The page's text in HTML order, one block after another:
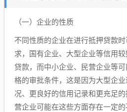
（一）企业的性质
不同性质的企业在进行抵押贷款
求，国有企业、大型企业等信用
贷款，而中小企业、民营企业等
格的审批条件，这是因为大型企
况、更良好的信用记录和更充足
营企业可能在这些方面存在一定的